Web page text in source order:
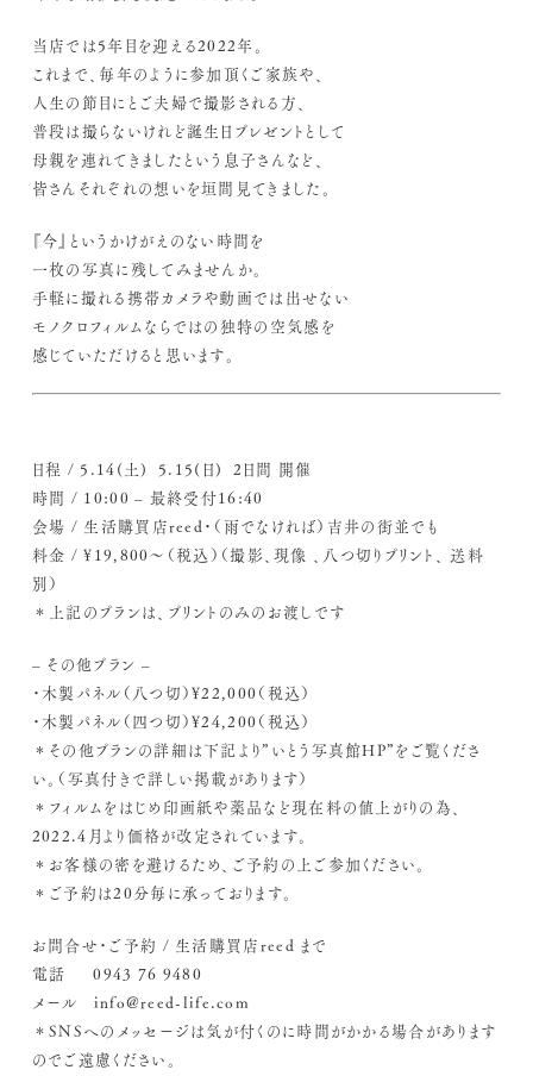
当店では5年目を迎える2022年。
これまで、毎年のように参加頂くご家族や、
人生の節目にとご夫婦で撮影される方、
普段は撮らないけれど誕生日プレゼントとして
母親を連れてきましたという息子さんなど、
皆さんそれぞれの想いを垣間見てきました。
『今』というかけがえのない時間を
一枚の写真に残してみませんか。
手軽に撮れる携帯カメラや動画では出せない
モノクロフィルムならではの独特の空気感を
感じていただけると思います。
日程 / 5.14(土) 5.15(日) 2日間 開催
時間 / 10:00 – 最終受付16:40
会場 / 生活購買店reed・（雨でなければ）吉井の街並でも
料金 / ¥19,800〜（税込）（撮影、現像 、八つ切りプリント、 送料
別）
＊上記のプランは、プリントのみのお渡しです
– その他プラン –
・木製パネル（八つ切）¥22,000（税込）
・木製パネル（四つ切）¥24,200（税込）
＊その他プランの詳細は下記より”いとう写真館HP”をご覧くださ
い。（写真付きで詳しい掲載があります）
＊フィルムをはじめ印画紙や薬品など現在料の値上がりの為、
2022.4月より価格が改定されています。
＊お客様の密を避けるため、ご予約の上ご参加ください。
＊ご予約は20分毎に承っております。
お問合せ・ご予約 / 生活購買店reed まで
電話 0943 76 9480
メール info@reed-life.com
＊SNSへのメッセージは気が付くのに時間がかかる場合があります
のでご遠慮ください。